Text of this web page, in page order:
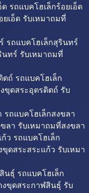
รถแบคโฮเล็กร้อยเอ็ด
ยเอ็ด รับเหมาถมที่
รถแบคโฮเล็กสุรินทร์
นทร์ รับเหมาถมที่
ถ์ รถแบคโฮเล็ก
ขุดสระอุตรดิตถ์ รับ
รถแบคโฮเล็กสงขลา
ลา รับเหมาถมที่สงขลา
ว รถแบคโฮเล็ก
ดสระสระแก้ว รับเหมา
นธุ์ รถแบคโฮเล็ก
ขุดสระกาฬสินธุ์ รับ